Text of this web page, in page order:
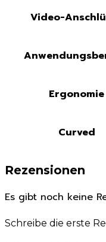
Video-
Ergonomie
Curved
Rezensionen
Es gibt noch keine
Schreibe die erste